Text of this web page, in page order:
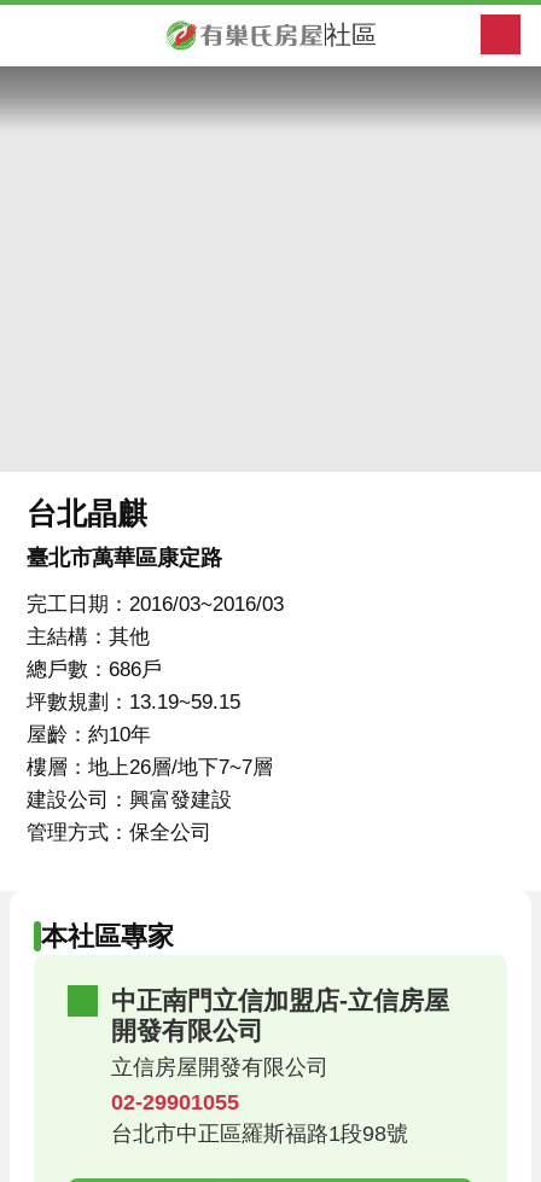
社區
台北晶麒
臺北市萬華區康定路
完工日期：2016/03~2016/03
主結構：其他
總戶數：686戶
坪數規劃：13.19~59.15
屋齡：約10年
樓層：地上26層/地下7~7層
建設公司：興富發建設
管理方式：保全公司
本社區專家
中正南門立信加盟店-立信房屋
開發有限公司
立信房屋開發有限公司
02-29901055
台北市中正區羅斯福路1段98號